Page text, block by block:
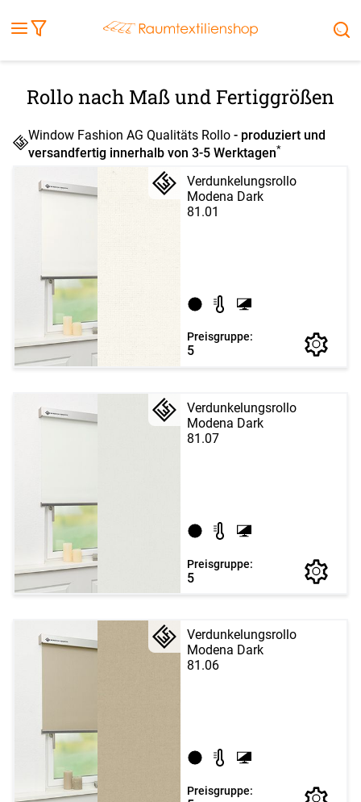
Außenrollo
Stoffe
Markise Sonnensegel
Rollo nach Maß und Fertiggrößen
Window Fashion AG Qualitäts Rollo - produziert und
versandfertig innerhalb von 3-5 Werktagen*
Verdunkelungsrollo
Modena Dark
81.01
Preisgruppe:
5
Verdunkelungsrollo
Modena Dark
81.07
Preisgruppe:
5
Verdunkelungsrollo
Modena Dark
81.06
Preisgruppe: